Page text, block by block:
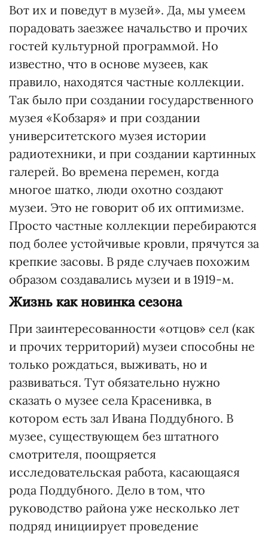
Вот их и поведут в музей». Да, мы умеем
порадовать заезжее начальство и прочих
гостей культурной программой. Но
известно, что в основе музеев, как
правило, находятся частные коллекции.
Так было при создании государственного
музея «Кобзаря» и при создании
университетского музея истории
радиотехники, и при создании картинных
галерей. Во времена перемен, когда
многое шатко, люди охотно создают
музеи. Это не говорит об их оптимизме.
Просто частные коллекции перебираются
под более устойчивые кровли, прячутся за
крепкие засовы. В ряде случаев похожим
образом создавались музеи и в 1919-м.
Жизнь как новинка сезона
При заинтересованности «отцов» сел (как
и прочих территорий) музеи способны не
только рождаться, выживать, но и
развиваться. Тут обязательно нужно
сказать о музее села Красенивка, в
котором есть зал Ивана Поддубного. В
музее, существующем без штатного
смотрителя, поощряется
исследовательская работа, касающаяся
рода Поддубного. Дело в том, что
руководство района уже несколько лет
подряд инициирует проведение